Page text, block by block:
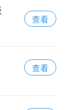
查看
查看